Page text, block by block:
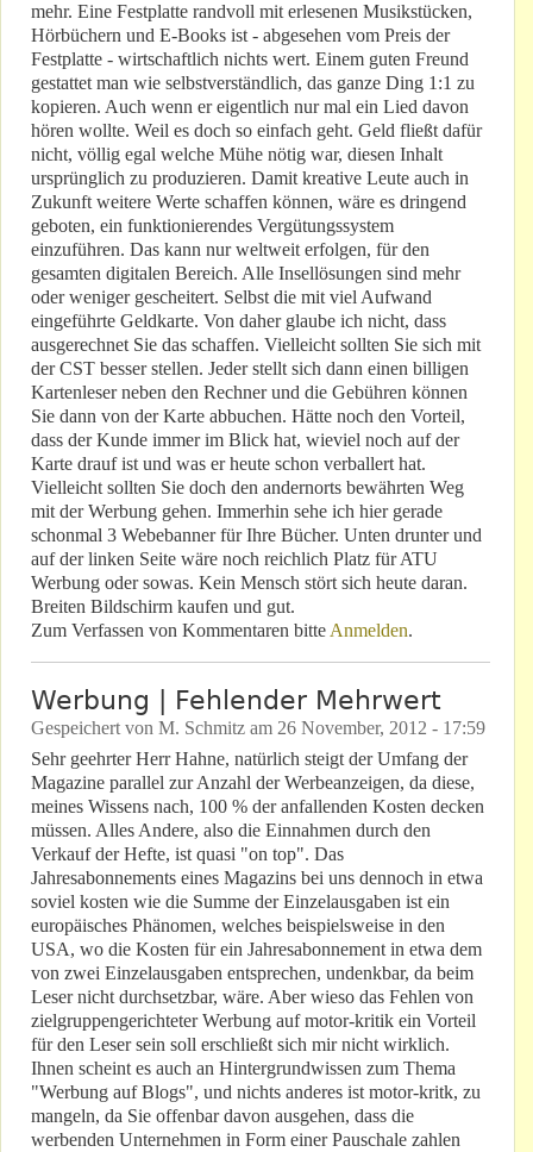
mehr. Eine Festplatte randvoll mit erlesenen Musikstücken,
Hörbüchern und E-Books ist - abgesehen vom Preis der
Festplatte - wirtschaftlich nichts wert. Einem guten Freund
gestattet man wie selbstverständlich, das ganze Ding 1:1 zu
kopieren. Auch wenn er eigentlich nur mal ein Lied davon
hören wollte. Weil es doch so einfach geht. Geld fließt dafür
nicht, völlig egal welche Mühe nötig war, diesen Inhalt
ursprünglich zu produzieren. Damit kreative Leute auch in
Zukunft weitere Werte schaffen können, wäre es dringend
geboten, ein funktionierendes Vergütungssystem
einzuführen. Das kann nur weltweit erfolgen, für den
gesamten digitalen Bereich. Alle Insellösungen sind mehr
oder weniger gescheitert. Selbst die mit viel Aufwand
eingeführte Geldkarte. Von daher glaube ich nicht, dass
ausgerechnet Sie das schaffen. Vielleicht sollten Sie sich mit
der CST besser stellen. Jeder stellt sich dann einen billigen
Kartenleser neben den Rechner und die Gebühren können
Sie dann von der Karte abbuchen. Hätte noch den Vorteil,
dass der Kunde immer im Blick hat, wieviel noch auf der
Karte drauf ist und was er heute schon verballert hat.
Vielleicht sollten Sie doch den andernorts bewährten Weg
mit der Werbung gehen. Immerhin sehe ich hier gerade
schonmal 3 Webebanner für Ihre Bücher. Unten drunter und
auf der linken Seite wäre noch reichlich Platz für ATU
Werbung oder sowas. Kein Mensch stört sich heute daran.
Breiten Bildschirm kaufen und gut.
Zum Verfassen von Kommentaren bitte Anmelden.
Werbung | Fehlender Mehrwert
Gespeichert von M. Schmitz am 26 November, 2012 - 17:59
Sehr geehrter Herr Hahne, natürlich steigt der Umfang der
Magazine parallel zur Anzahl der Werbeanzeigen, da diese,
meines Wissens nach, 100 % der anfallenden Kosten decken
müssen. Alles Andere, also die Einnahmen durch den
Verkauf der Hefte, ist quasi "on top". Das
Jahresabonnements eines Magazins bei uns dennoch in etwa
soviel kosten wie die Summe der Einzelausgaben ist ein
europäisches Phänomen, welches beispielsweise in den
USA, wo die Kosten für ein Jahresabonnement in etwa dem
von zwei Einzelausgaben entsprechen, undenkbar, da beim
Leser nicht durchsetzbar, wäre. Aber wieso das Fehlen von
zielgruppengerichteter Werbung auf motor-kritik ein Vorteil
für den Leser sein soll erschließt sich mir nicht wirklich.
Ihnen scheint es auch an Hintergrundwissen zum Thema
"Werbung auf Blogs", und nichts anderes ist motor-kritk, zu
mangeln, da Sie offenbar davon ausgehen, dass die
werbenden Unternehmen in Form einer Pauschale zahlen